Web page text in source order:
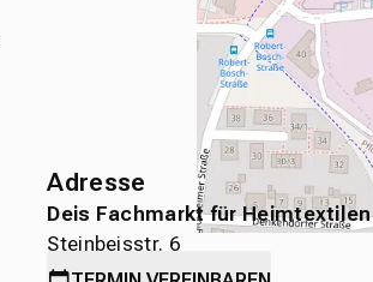
Adresse
Deis Fachmarkt für Heimtextilen
Steinbeisstr. 6
71636 Ludwigsburg